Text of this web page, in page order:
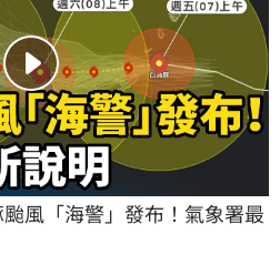
颱風「海警」發布！氣象署最